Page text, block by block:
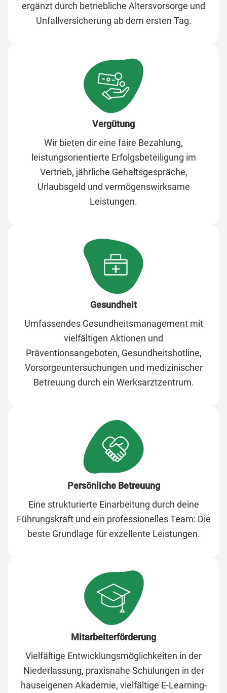
ergänzt durch betriebliche Altersvorsorge und
Unfallversicherung ab dem ersten Tag.
Vergütung
Wir bieten dir eine faire Bezahlung,
leistungsorientierte Erfolgsbeteiligung im
Vertrieb, jährliche Gehaltsgespräche,
Urlaubsgeld und vermögenswirksame
Leistungen.
Gesundheit
Umfassendes Gesundheitsmanagement mit
vielfältigen Aktionen und
Präventionsangeboten, Gesundheitshotline,
Vorsorgeuntersuchungen und medizinischer
Betreuung durch ein Werksarztzentrum.
Persönliche Betreuung
Eine strukturierte Einarbeitung durch deine
Führungskraft und ein professionelles Team: Die
beste Grundlage für exzellente Leistungen.
Mitarbeiterförderung
Vielfältige Entwicklungsmöglichkeiten in der
Niederlassung, praxisnahe Schulungen in der
hauseigenen Akademie, vielfältige E-Learning-